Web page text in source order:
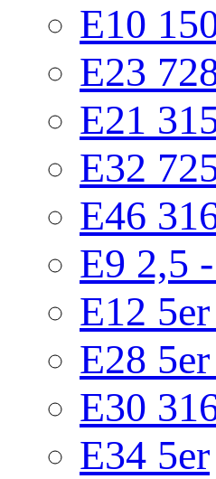
E10
E23
E21
E32
E46
E9 2,5
E12
E28
E30
E34 5er